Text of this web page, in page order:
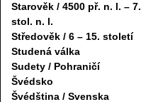
Starověk / 4500 př. n. l. – 7.
stol. n. l.
Středověk / 6 – 15. století
Studená válka
Sudety / Pohraničí
Švédsko
Švédština / Svenska